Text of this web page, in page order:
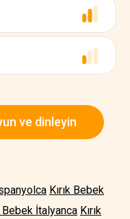
ve dinleyin
Kırık Bebek
Bebek İtalyanca Kırık